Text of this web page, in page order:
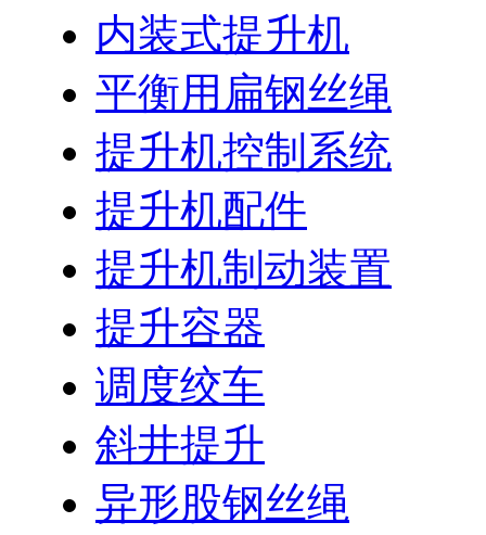
内装式提升机
平衡用扁钢丝绳
提升机控制系统
提升机配件
提升机制动装置
提升容器
调度绞车
斜井提升
异形股钢丝绳